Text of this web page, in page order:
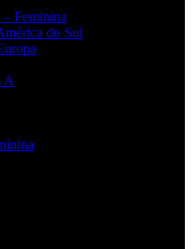
Feminina
do Sul
A